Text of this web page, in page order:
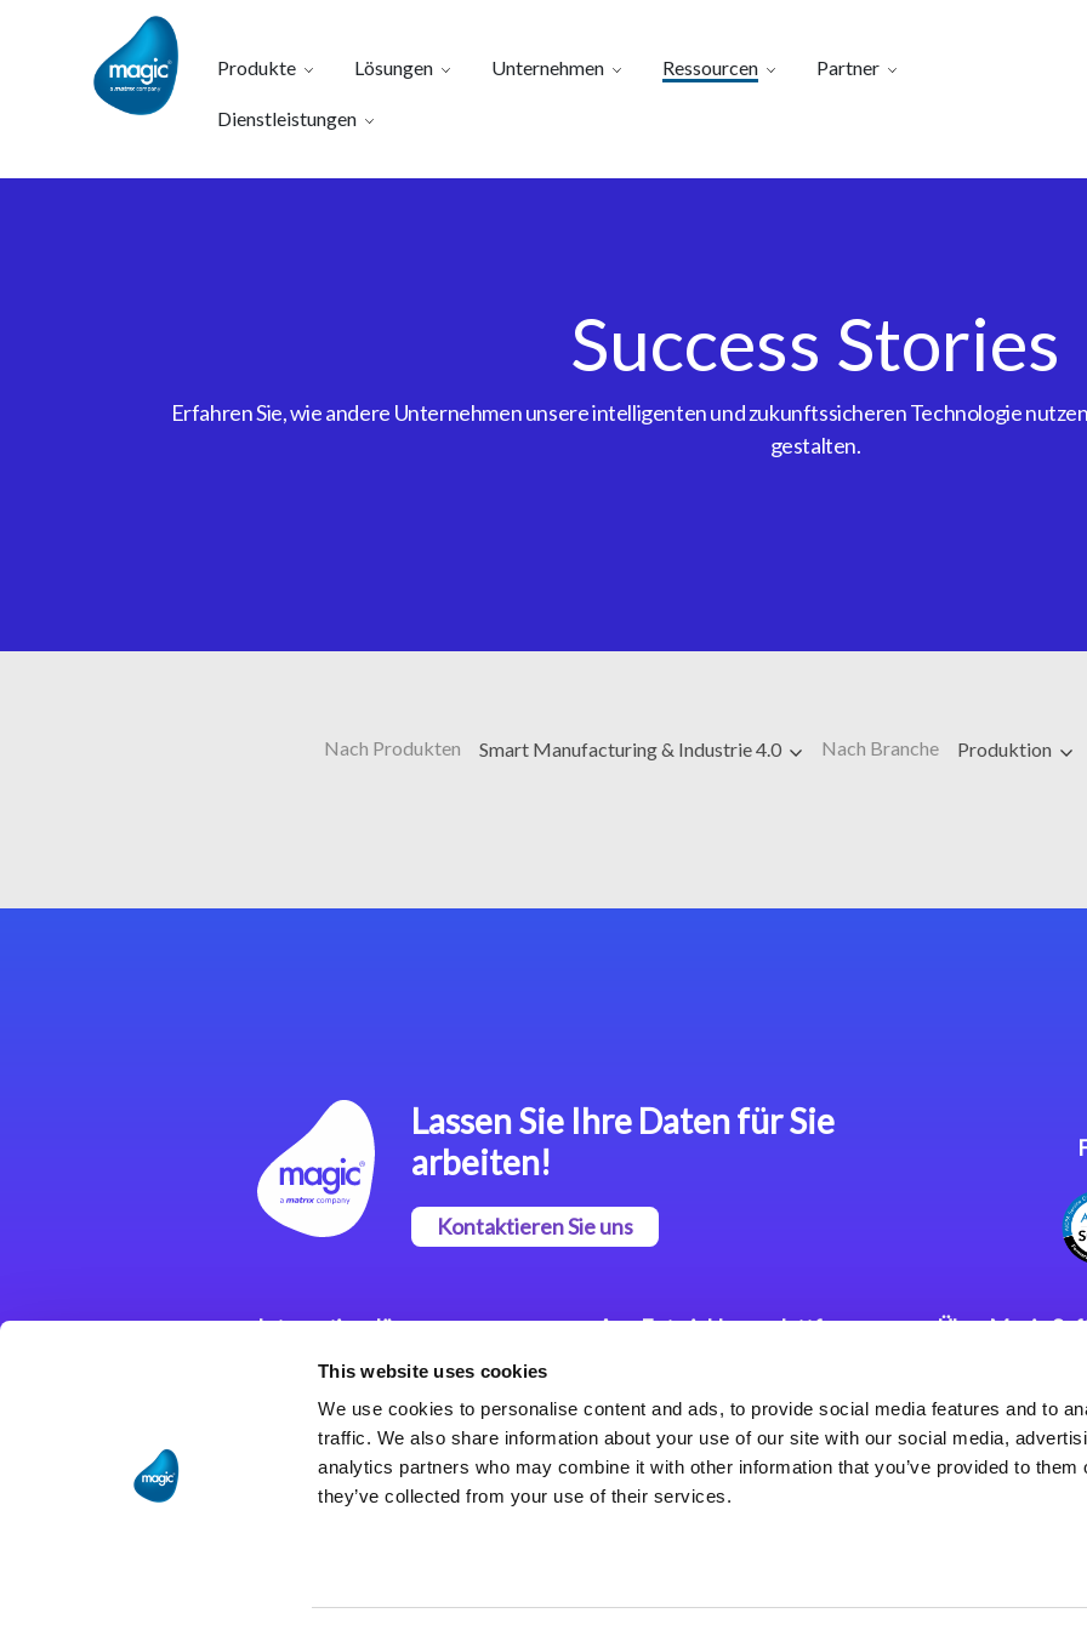
This website uses cookies
We use cookies to personalise content and ads, to provide social media features and to
traffic. We also share information about your use of our site with our social media,
analytics partners who may combine it with other information that you’ve provided to them
they’ve collected from your use of their services.
Produkte Lösungen Unternehmen Ressourcen Partner
Dienstleistungen
Success Stories
Erfahren Sie, wie andere Unternehmen unsere intelligenten und zukunftssicheren Technologie
gestalten.
Nach Produkten Smart Manufacturing & Industrie 4.0 Nach Branche Produktion
Lassen Sie Ihre Daten für Sie
arbeiten!
Kontaktieren Sie uns
Integrationslösungen
Magic xpi
Integrationsplattform
App Entwicklungsplattform
Plattform
Magic xpa Web Application
Framework
Über Magic
Karriere
Weltweite